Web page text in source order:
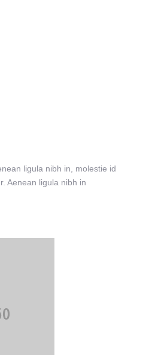
ligula nibh in, molestie id
Aenean ligula nibh in